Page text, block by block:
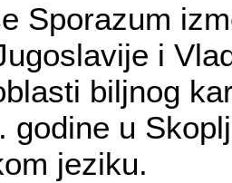
Sporazum
i
biljnog
godine u
jeziku.